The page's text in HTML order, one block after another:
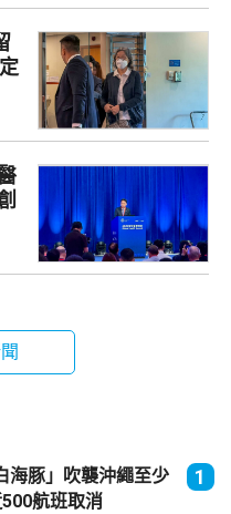
海豚」吹襲沖繩至少
航班取消
1